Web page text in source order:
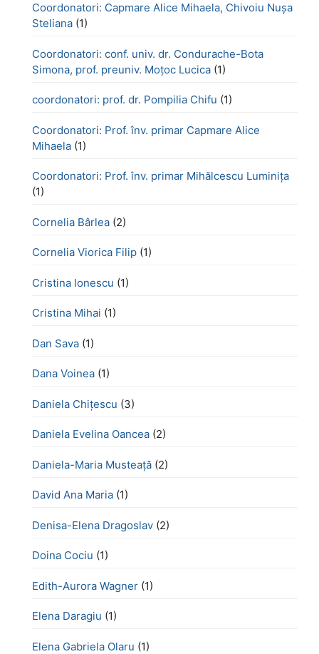
Coordonatori: Capmare Alice Mihaela, Chivoiu Nușa
Steliana (1)
Coordonatori: conf. univ. dr. Condurache-Bota
Simona, prof. preuniv. Moțoc Lucica (1)
coordonatori: prof. dr. Pompilia Chifu (1)
Coordonatori: Prof. înv. primar Capmare Alice
Mihaela (1)
Coordonatori: Prof. înv. primar Mihălcescu Luminița
(1)
Cornelia Bârlea (2)
Cornelia Viorica Filip (1)
Cristina Ionescu (1)
Cristina Mihai (1)
Dan Sava (1)
Dana Voinea (1)
Daniela Chițescu (3)
Daniela Evelina Oancea (2)
Daniela-Maria Musteață (2)
David Ana Maria (1)
Denisa-Elena Dragoslav (2)
Doina Cociu (1)
Edith-Aurora Wagner (1)
Elena Daragiu (1)
Elena Gabriela Olaru (1)